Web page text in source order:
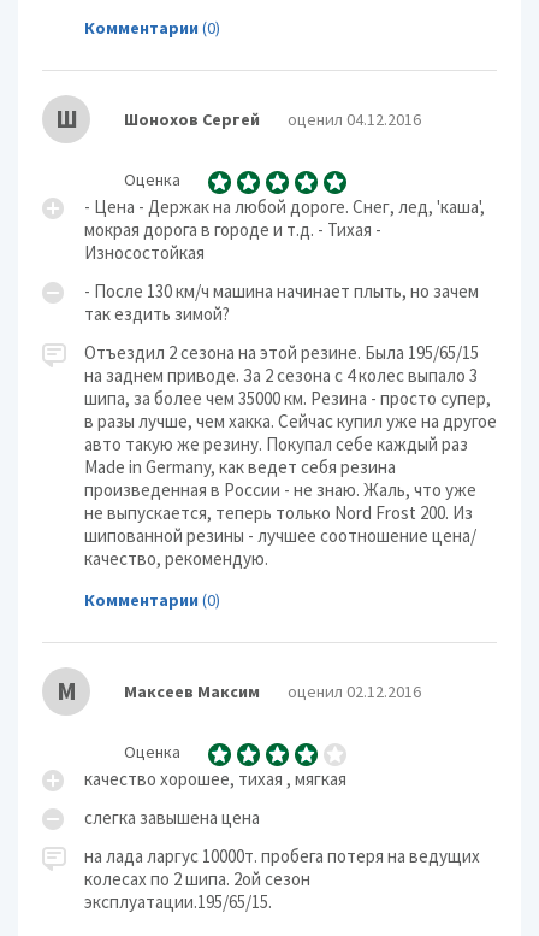
Комментарии (0)
Ш Шонохов Сергей оценил 04.12.2016
Оценка
- Цена - Держак на любой дороге. Снег, лед, 'каша',
мокрая дорога в городе и т.д. - Тихая -
Износостойкая
- После 130 км/ч машина начинает плыть, но зачем
так ездить зимой?
Отъездил 2 сезона на этой резине. Была 195/65/15
на заднем приводе. За 2 сезона с 4 колес выпало 3
шипа, за более чем 35000 км. Резина - просто супер,
в разы лучше, чем хакка. Сейчас купил уже на другое
авто такую же резину. Покупал себе каждый раз
Made in Germany, как ведет себя резина
произведенная в России - не знаю. Жаль, что уже
не выпускается, теперь только Nord Frost 200. Из
шипованной резины - лучшее соотношение цена/
качество, рекомендую.
Комментарии (0)
М Максеев Максим оценил 02.12.2016
Оценка
качество хорошее, тихая , мягкая
слегка завышена цена
на лада ларгус 10000т. пробега потеря на ведущих
колесах по 2 шипа. 2ой сезон
эксплуатации.195/65/15.